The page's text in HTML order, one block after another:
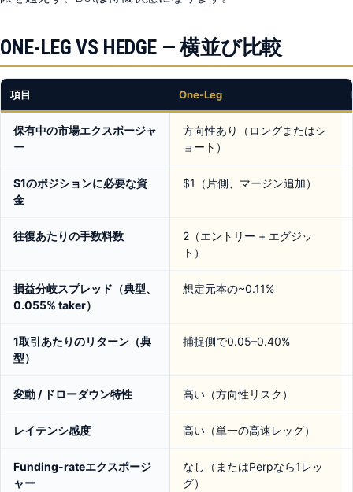
ONE-LEG VS HEDGE — 横並び比較
項目 One-Leg
保有中の市場エクスポージャ
ー
方向性あり（ロングまたはシ
ョート）
$1のポジションに必要な資
金
$1（片側、マージン追加）
往復あたりの手数料数
2（エントリー + エグジッ
ト）
損益分岐スプレッド（典型、
0.055% taker）
想定元本の~0.11%
1取引あたりのリターン（典
型）
捕捉側で0.05–0.40%
変動 / ドローダウン特性 高い（方向性リスク）
レイテンシ感度 高い（単一の高速レッグ）
Funding-rateエクスポージ
ャー
なし（またはPerpなら1レッ
グ）